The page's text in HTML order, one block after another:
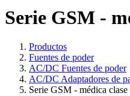
Serie GSM -
Productos
Fuentes de poder
AC/DC Fuentes de poder
AC/DC Adaptadores de
Serie GSM - médica